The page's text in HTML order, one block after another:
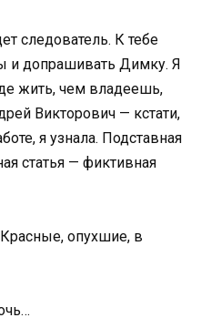
следователь. К тебе
и допрашивать Димку. Я
жить, чем владеешь,
Викторович — кстати,
я узнала. Подставная
статья — фиктивная
опухшие, в